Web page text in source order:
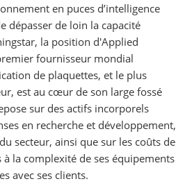
en puces d’intelligence
dépasser de loin la capacité
la position d'Applied
fournisseur mondial
de plaquettes, et le plus
est au cœur de son large fossé
sur des actifs incorporels
en recherche et développement,
secteur, ainsi que sur les coûts de
à la complexité de ses équipements
avec ses clients.